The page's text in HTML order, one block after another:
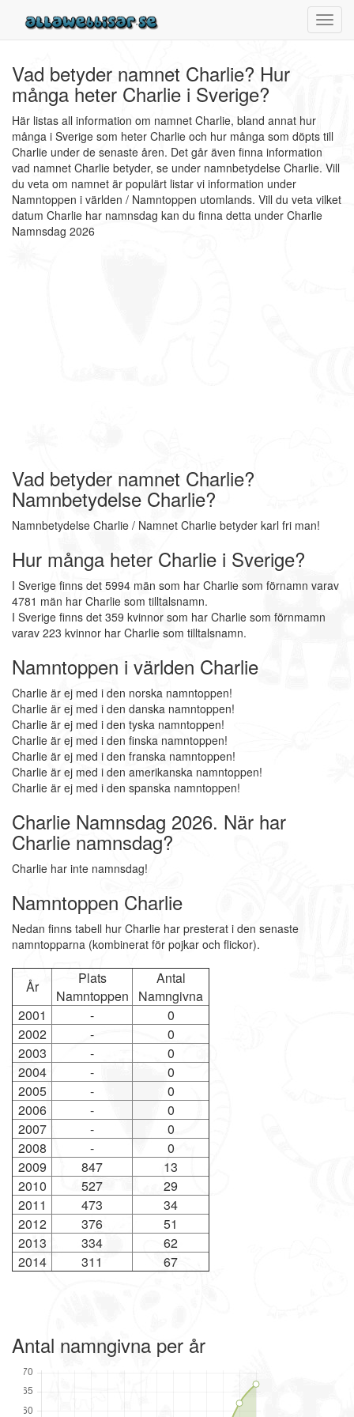
Vad betyder namnet Charlie? Hur
många heter Charlie i Sverige?
Här listas all information om namnet Charlie, bland annat hur
många i Sverige som heter Charlie och hur många som döpts till
Charlie under de senaste åren. Det går även finna information
vad namnet Charlie betyder, se under namnbetydelse Charlie. Vill
du veta om namnet är populärt listar vi information under
Namntoppen i världen / Namntoppen utomlands. Vill du veta vilket
datum Charlie har namnsdag kan du finna detta under Charlie
Namnsdag 2026
Vad betyder namnet Charlie?
Namnbetydelse Charlie?
Namnbetydelse Charlie / Namnet Charlie betyder karl fri man!
Hur många heter Charlie i Sverige?
I Sverige finns det 5994 män som har Charlie som förnamn varav
4781 män har Charlie som tilltalsnamn.
I Sverige finns det 359 kvinnor som har Charlie som förnmamn
varav 223 kvinnor har Charlie som tilltalsnamn.
Namntoppen i världen Charlie
Charlie är ej med i den norska namntoppen!
Charlie är ej med i den danska namntoppen!
Charlie är ej med i den tyska namntoppen!
Charlie är ej med i den finska namntoppen!
Charlie är ej med i den franska namntoppen!
Charlie är ej med i den amerikanska namntoppen!
Charlie är ej med i den spanska namntoppen!
Charlie Namnsdag 2026. När har
Charlie namnsdag?
Charlie har inte namnsdag!
Namntoppen Charlie
Nedan finns tabell hur Charlie har presterat i den senaste
namntopparna (kombinerat för pojkar och flickor).
År
Plats
Namntoppen
Antal
Namngivna
2001
-
0
2002
-
0
2003
-
0
2004
-
0
2005
-
0
2006
-
0
2007
-
0
2008
-
0
2009
847
13
2010
527
29
2011
473
34
2012
376
51
2013
334
62
2014
311 67
Antal namngivna per år